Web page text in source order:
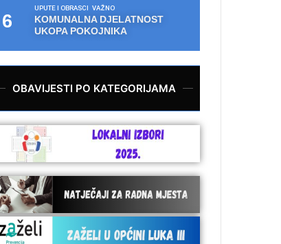
UPUTE I OBRASCI VAŽNO
KOMUNALNA DJELATNOST
UKOPA POKOJNIKA
OBAVIJESTI PO KATEGORIJAMA